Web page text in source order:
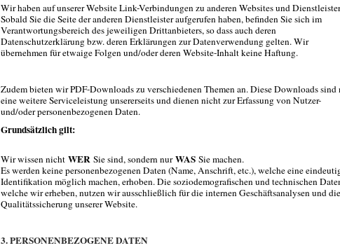
Wir haben auf unserer Website Link-Verbindungen zu anderen Websites und
Sobald Sie die Seite der anderen Dienstleister aufgerufen haben, befinden Sie sich im
Verantwortungsbereich des jeweiligen Drittanbieters, so dass auch deren
Datenschutzerklärung bzw. deren Erklärungen zur Datenverwendung gelten. Wir
übernehmen für etwaige Folgen und/oder deren Website-Inhalt keine Haftung.
Zudem bieten wir PDF-Downloads zu verschiedenen Themen an. Diese Downloads sind
eine weitere Serviceleistung unsererseits und dienen nicht zur Erfassung von Nutzer-
und/oder personenbezogenen Daten.
Grundsätzlich gilt:
Wir wissen nicht WER Sie sind, sondern nurWAS Sie machen.
Es werden keine personenbezogenen Daten (Name, Anschrift, etc.), welche eine
Identifikation möglich machen, erhoben. Die soziodemografischen und technischen
welche wir erheben, nutzen wir ausschließlich für die internen Geschäftsanalysen und die
Qualitätssicherung unserer Website.
3. PERSONENBEZOGENE DATEN